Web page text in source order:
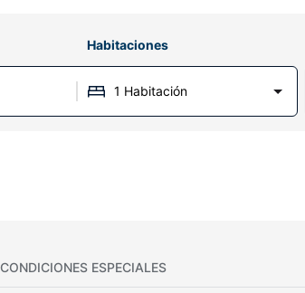
Habitaciones
1 Habitación
CONDICIONES ESPECIALES